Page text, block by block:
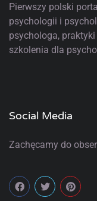
Pierwszy polski
psychologii i
psychologa,
szkolenia dla
Social Media
Zachęcamy do